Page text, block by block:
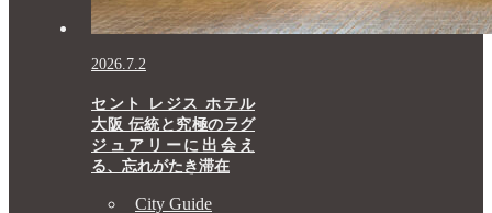
2026.7.2
セント レジス ホテル
大阪 伝統と究極のラグ
ジュアリーに出会え
る、忘れがたき滞在
City Guide